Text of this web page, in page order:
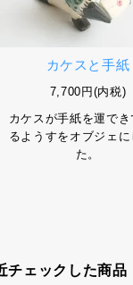
カケスと手紙
7,700円(内税)
カケスが手紙を運で
るようすをオブジェ
た。
チェックした商品